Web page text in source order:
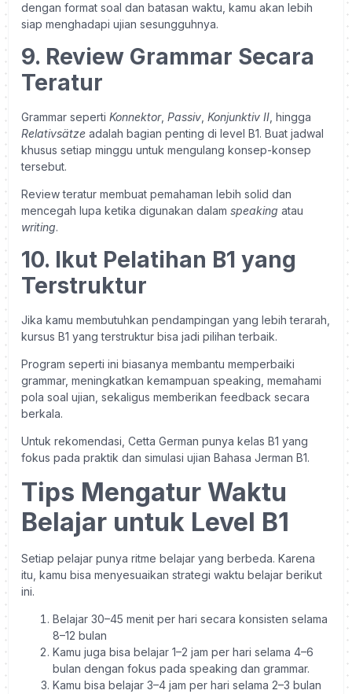
dengan format soal dan batasan waktu, kamu akan lebih
siap menghadapi ujian sesungguhnya.
9. Review Grammar Secara
Teratur
Grammar seperti Konnektor, Passiv Konjunktiv II , hingga
Relativsätze adalah bagian penting di level B1. Buat jadwal
khusus setiap minggu untuk mengulang konsep-konsep
tersebut.
Review teratur membuat pemahaman lebih solid dan
mencegah lupa ketika digunakan dalam speaking atau
writing.
10. Ikut Pelatihan B1 yang
Terstruktur
Jika kamu membutuhkan pendampingan yang lebih terarah,
kursus B1 yang terstruktur bisa jadi pilihan terbaik.
Program seperti ini biasanya membantu memperbaiki
grammar, meningkatkan kemampuan speaking, memahami
pola soal ujian, sekaligus memberikan feedback secara
berkala.
Untuk rekomendasi, Cetta German punya kelas B1 yang
fokus pada praktik dan simulasi ujian Bahasa Jerman B1.
Tips Mengatur Waktu
Belajar untuk Level B1
Setiap pelajar punya ritme belajar yang berbeda. Karena
itu, kamu bisa menyesuaikan strategi waktu belajar berikut
ini.
Belajar 30–45 menit per hari secara konsisten selama
8–12 bulan
Kamu juga bisa belajar 1–2 jam per hari selama 4–6
bulan dengan fokus pada speaking dan grammar.
Kamu bisa belajar 3–4 jam per hari selama 2–3 bulan